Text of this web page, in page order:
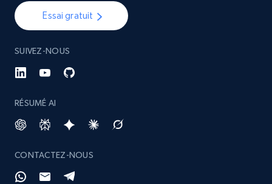
Glassdoor companies overview information
ID, Company, Ratings overall, Details size,
Company type, and more.
4.3K+ 381+
Google maps reviews
Essai gratuit
SUIVEZ-NOUS
RÉSUMÉ AI
CONTACTEZ-NOUS